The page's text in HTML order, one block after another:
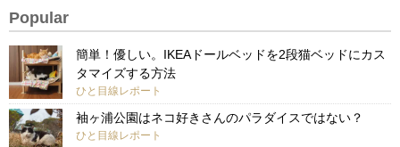
Popular
簡単！優しい。IKEAドールベッドを2段猫ベッドにカス
タマイズする方法
ひと目線レポート
袖ヶ浦公園はネコ好きさんのパラダイスではない？
ひと目線レポート